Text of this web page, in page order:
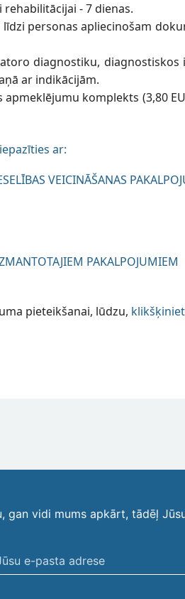
- 7 dienas.
personas apliecinošam
diagnostiku, diagnostiskos
ar indikācijām.
komplekts (3,80
ar:
VEICINĀŠANAS
PAKALPOJUMIEM
pieteikšanai, lūdzu,
gan vidi mums apkārt, tādēļ
Jūsu